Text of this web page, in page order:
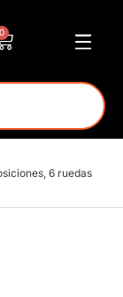
0
6 ruedas